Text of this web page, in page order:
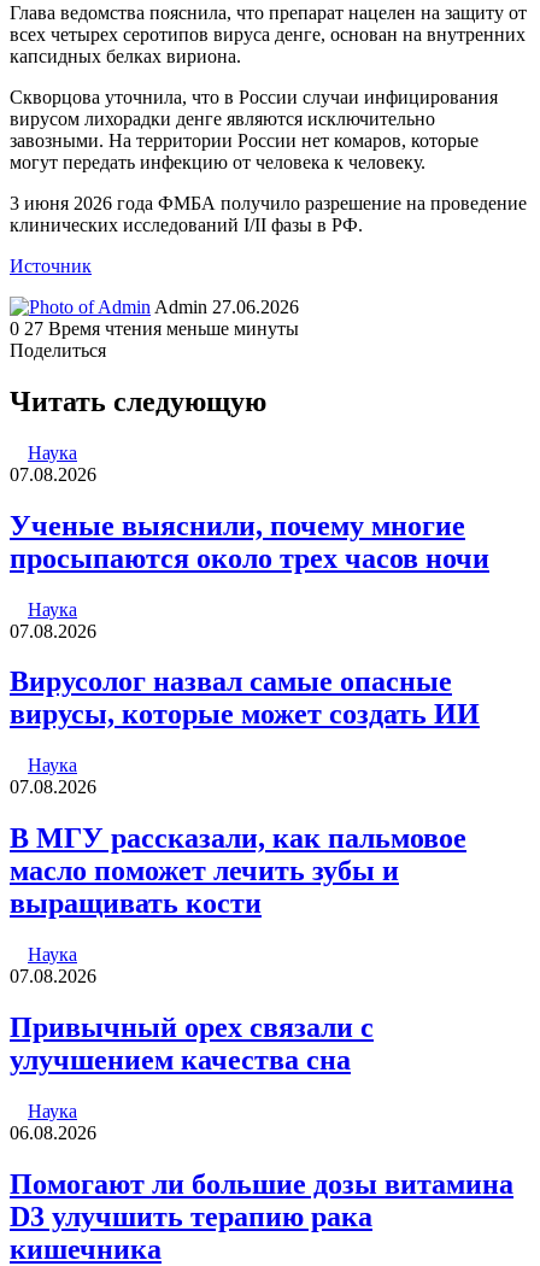
Глава ведомства пояснила, что препарат нацелен на защиту от
всех четырех серотипов вируса денге, основан на внутренних
капсидных белках вириона.
Скворцова уточнила, что в России случаи инфицирования
вирусом лихорадки денге являются исключительно
завозными. На территории России нет комаров, которые
могут передать инфекцию от человека к человеку.
3 июня 2026 года ФМБА получило разрешение на проведение
клинических исследований I/II фазы в РФ.
Источник
Admin Send
an
27.06.2026
0 27 Время чтения меньше минуты
Поделиться
через
электронную
Читать следующую
Наука
07.08.2026
Ученые выяснили, почему многие
просыпаются около трех часов ночи
Наука
07.08.2026
Вирусолог назвал самые опасные
вирусы, которые может создать ИИ
Наука
07.08.2026
В МГУ рассказали, как пальмовое
масло поможет лечить зубы и
выращивать кости
Наука
07.08.2026
Привычный орех связали с
улучшением качества сна
Наука
06.08.2026
Помогают ли большие дозы витамина
D3 улучшить терапию рака
кишечника